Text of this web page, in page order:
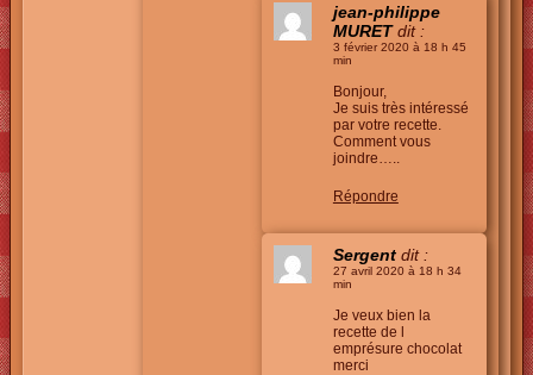
jean-philippe
MURET dit :
3 février 2020 à 18 h 45
min
Bonjour,
Je suis très intéressé
par votre recette.
Comment vous
joindre…..
Répondre
Sergent dit :
27 avril 2020 à 18 h 34
min
Je veux bien la
recette de l
emprésure chocolat
merci